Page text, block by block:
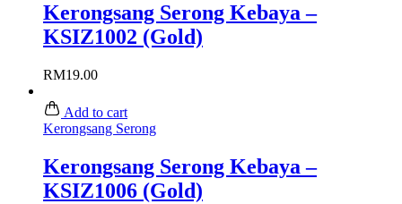
Kerongsang Serong Kebaya –
KSIZ1002 (Gold)
RM19.00
Add to cart
Kerongsang Serong
Kerongsang Serong Kebaya –
KSIZ1006 (Gold)